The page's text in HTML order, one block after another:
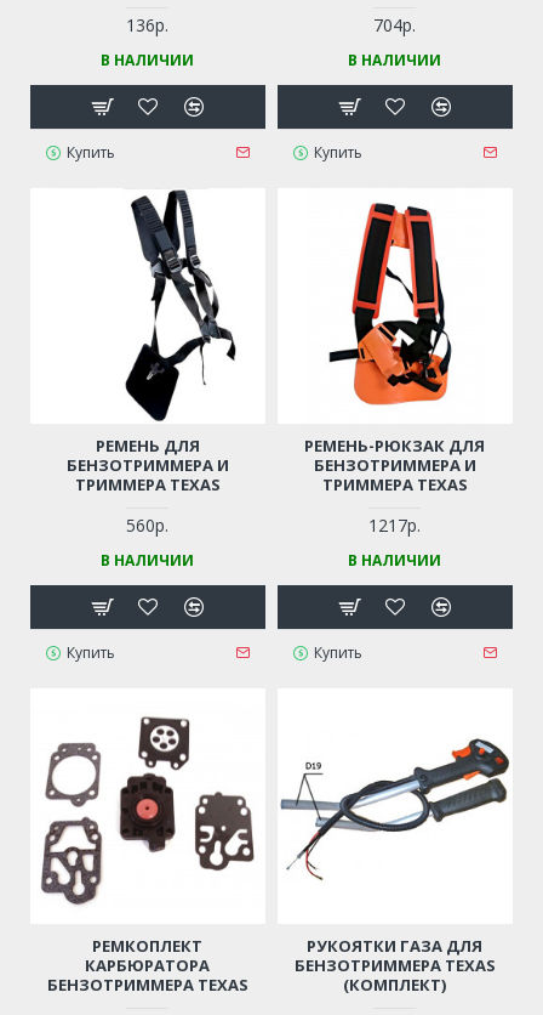
136р.
В НАЛИЧИИ
Купить
ММ)
704р.
В НАЛИЧИИ
Купить
РЕМЕНЬ ДЛЯ
БЕНЗОТРИММЕРА И
ТРИММЕРА TEXAS
560р.
В НАЛИЧИИ
Купить
РЕМЕНЬ-РЮКЗАК ДЛЯ
БЕНЗОТРИММЕРА И
ТРИММЕРА TEXAS
1217р.
В НАЛИЧИИ
Купить
РЕМКОПЛЕКТ
КАРБЮРАТОРА
БЕНЗОТРИММЕРА TEXAS
РУКОЯТКИ ГАЗА ДЛЯ
БЕНЗОТРИММЕРА TEXAS
(КОМПЛЕКТ)